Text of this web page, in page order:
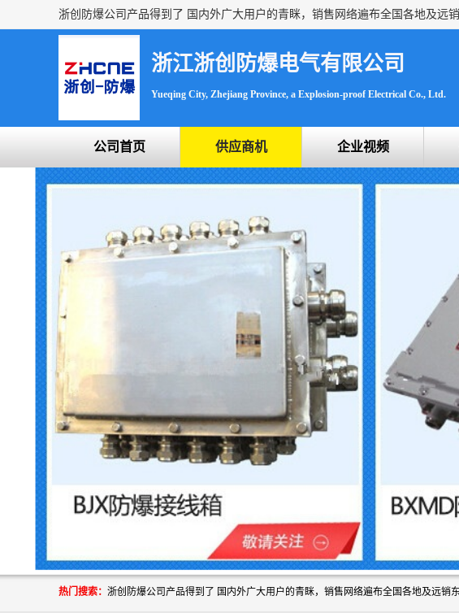
浙江浙创防爆电气有限公司
Yueqing City, Zhejiang Province, a Explosion-proof Electrical Co., Ltd.
公司首页 供应商机 企业视频
热门搜索：